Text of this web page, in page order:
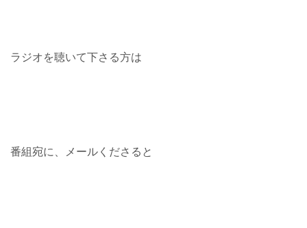
ラジオを聴いて下さる方は
番組宛に、メールくださると